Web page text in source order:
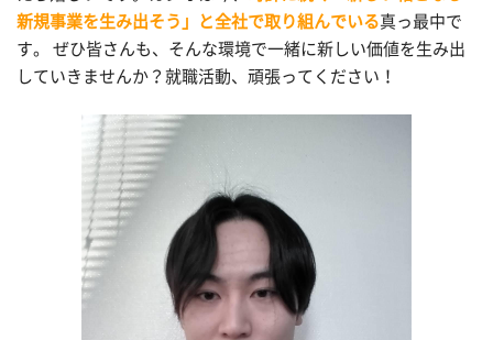
新規事業を生み出そう」と全社で取り組んでいる真っ最中で
す。 ぜひ皆さんも、そんな環境で一緒に新しい価値を生み出
していきませんか？就職活動、頑張ってください！